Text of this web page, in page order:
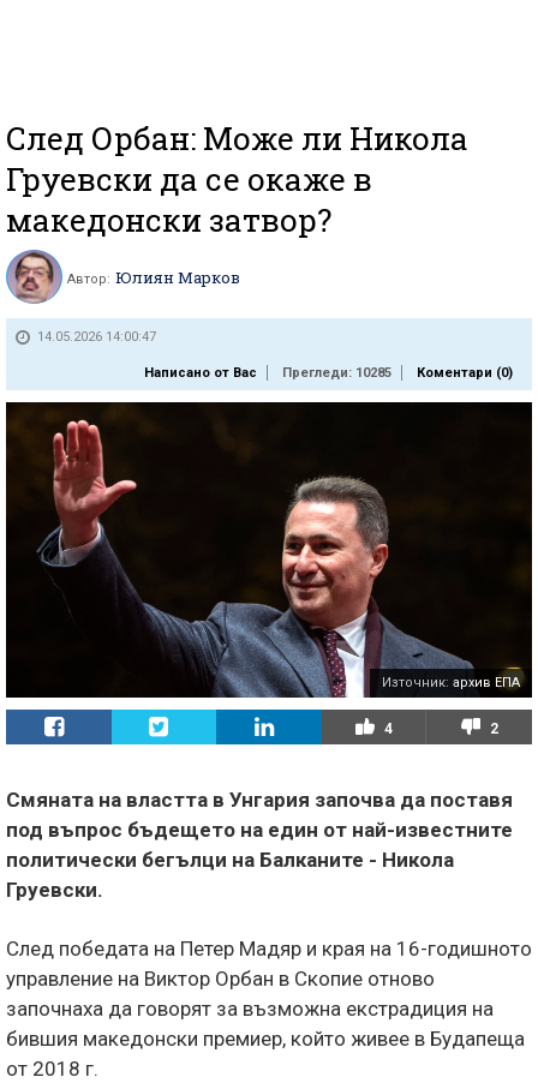
След Орбан: Може ли Никола
Груевски да се окаже в
македонски затвор?
Автор: Юлиян Марков
14.05.2026 14:00:47
Написано от Вас Прегледи: 10285 Коментари (0)
Източник: архив ЕПА
4 2
Смяната на властта в Унгария започва да поставя
под въпрос бъдещето на един от най-известните
политически бегълци на Балканите - Никола
Груевски.
След победата на Петер Мадяр и края на 16-годишното
управление на Виктор Орбан в Скопие отново
започнаха да говорят за възможна екстрадиция на
бившия македонски премиер, който живее в Будапеща
от 2018 г.